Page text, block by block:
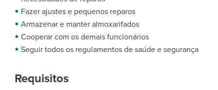
Fazer ajustes e pequenos reparos
Armazenar e manter almoxarifados
Cooperar com os demais funcionários
Seguir todos os regulamentos de saúde e segurança
Requisitos